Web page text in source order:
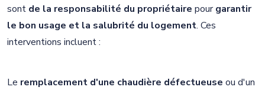
sont de la responsabilité du propriétaire pourgarantir
le bon usage et la salubrité du logement. Ces
interventions incluent :
Le remplacement d'une chaudière défectueuse ou d'un